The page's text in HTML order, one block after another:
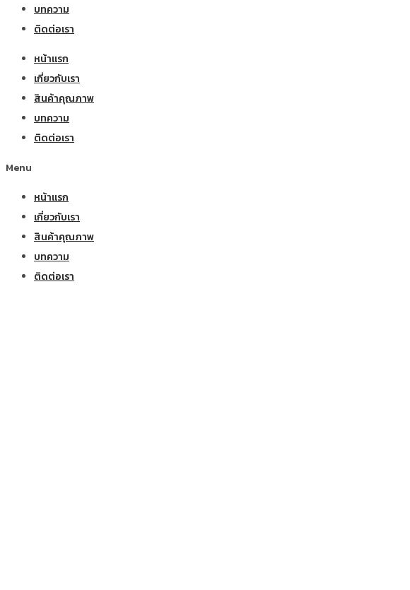
บทความ
ติดต่อเรา
หน้าแรก
เกี่ยวกับเรา
สินค้าคุณภาพ
บทความ
ติดต่อเรา
Menu
หน้าแรก
เกี่ยวกับเรา
สินค้าคุณภาพ
บทความ
ติดต่อเรา